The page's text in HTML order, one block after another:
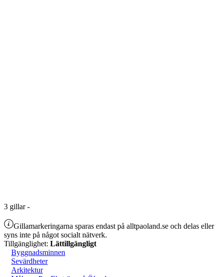
3 gillar-
Gillamarkeringarna sparas endast på alltpaoland.se och delas eller
syns inte på något socialt nätverk.
Tillgänglighet: Lättillgängligt
Byggnadsminnen
Sevärdheter
Arkitektur